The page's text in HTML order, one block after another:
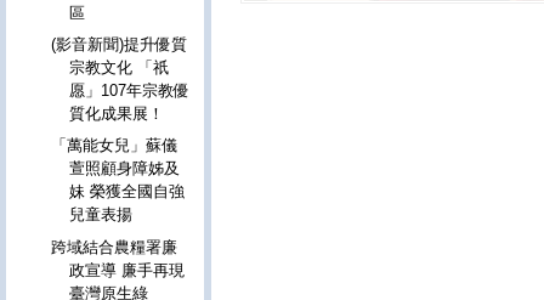
區
(影音新聞)提升優質
宗教文化 「祇
愿」107年宗教優
質化成果展！
「萬能女兒」蘇儀
萱照顧身障姊及
妹 榮獲全國自強
兒童表揚
跨域結合農糧署廉
政宣導 廉手再現
臺灣原生綠